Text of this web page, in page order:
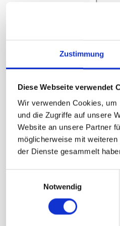
Zustimmung
Diese Webseite verwendet
Wir verwenden Cookies,
und die Zugriffe auf unsere
Website an unsere Partner
möglicherweise mit
der Dienste gesammelt
Notwendig
System